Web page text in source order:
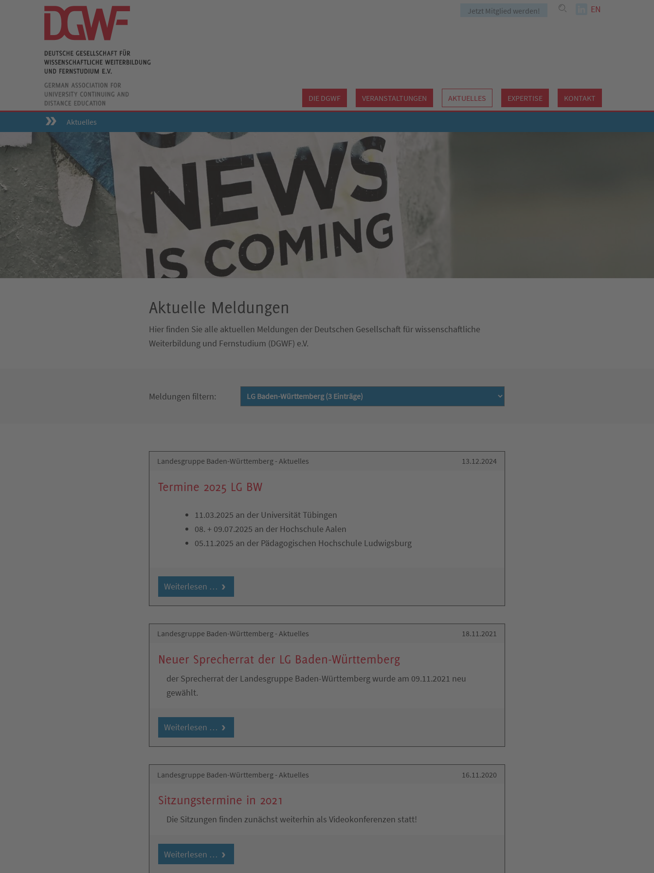
Jetzt Mitglied werden! EN
DIE DGWF VERANSTALTUNGEN AKTUELLES EXPERTISE KONTAKT
Aktuelles
Aktuelle Meldungen
Hier finden Sie alle aktuellen Meldungen der Deutschen Gesellschaft für wissenschaftliche
Weiterbildung und Fernstudium (DGWF) e.V.
Meldungen filtern:
Landesgruppe Baden-Württemberg - Aktuelles 13.12.2024
Termine 2025 LG BW
11.03.2025 an der Universität Tübingen
08. + 09.07.2025 an der Hochschule Aalen
05.11.2025 an der Pädagogischen Hochschule Ludwigsburg
Weiterlesen …
Landesgruppe Baden-Württemberg - Aktuelles 18.11.2021
Neuer Sprecherrat der LG Baden-Württemberg
der Sprecherrat der Landesgruppe Baden-Württemberg wurde am 09.11.2021 neu
gewählt.
Weiterlesen …
Landesgruppe Baden-Württemberg - Aktuelles 16.11.2020
Sitzungstermine in 2021
Die Sitzungen finden zunächst weiterhin als Videokonferenzen statt!
Weiterlesen …